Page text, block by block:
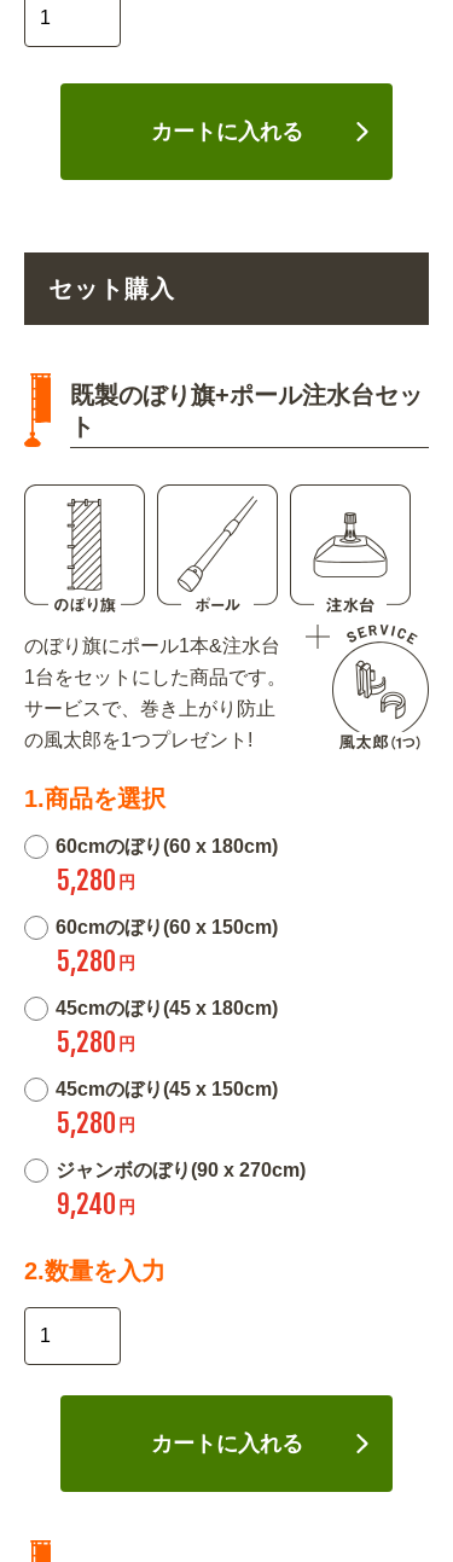
カートに入れる
セット購入
既製のぼり旗+ポール注水台セッ
ト
のぼり旗にポール1本&注水台
1台をセットにした商品です。
サービスで、巻き上がり防止
の風太郎を1つプレゼント!
1.商品を選択
60cmのぼり(60 x 180cm)
5,280 円
60cmのぼり(60 x 150cm)
5,280 円
45cmのぼり(45 x 180cm)
5,280 円
45cmのぼり(45 x 150cm)
5,280 円
ジャンボのぼり(90 x 270cm)
9,240 円
2.数量を入力
カートに入れる